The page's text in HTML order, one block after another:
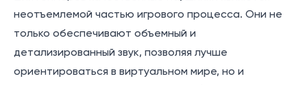
неотъемлемой частью игрового процесса. Они не
только обеспечивают объемный и
детализированный звук, позволяя лучше
ориентироваться в виртуальном мире, но и